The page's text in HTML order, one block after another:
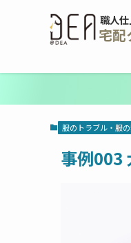
職人
宅配
服のトラブル・服
事例003